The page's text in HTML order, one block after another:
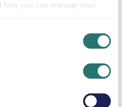
how you can manage your